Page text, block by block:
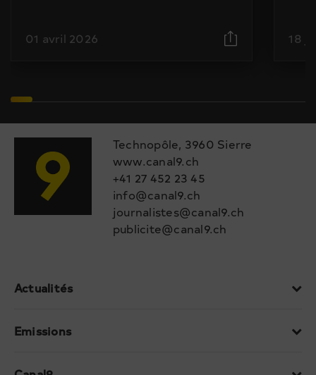
01 avril 2026 18
Technopôle, 3960 Sierre
www.canal9.ch
+41 27 452 23 45
info@canal9.ch
journalistes@canal9.ch
publicite@canal9.ch
Actualités
Emissions